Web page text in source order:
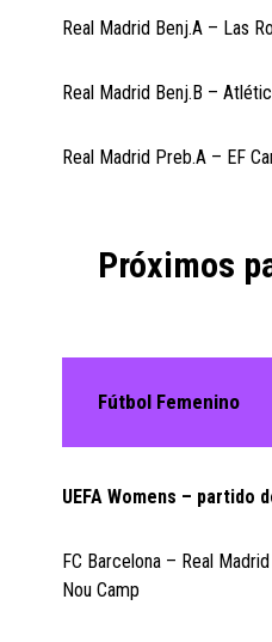
Real Madrid Benj.A – Las
Real Madrid Benj.B –
Real Madrid Preb.A – EF
Próximos
Fútbol Femenino
UEFA Womens – partido
FC Barcelona – Real
Nou Camp